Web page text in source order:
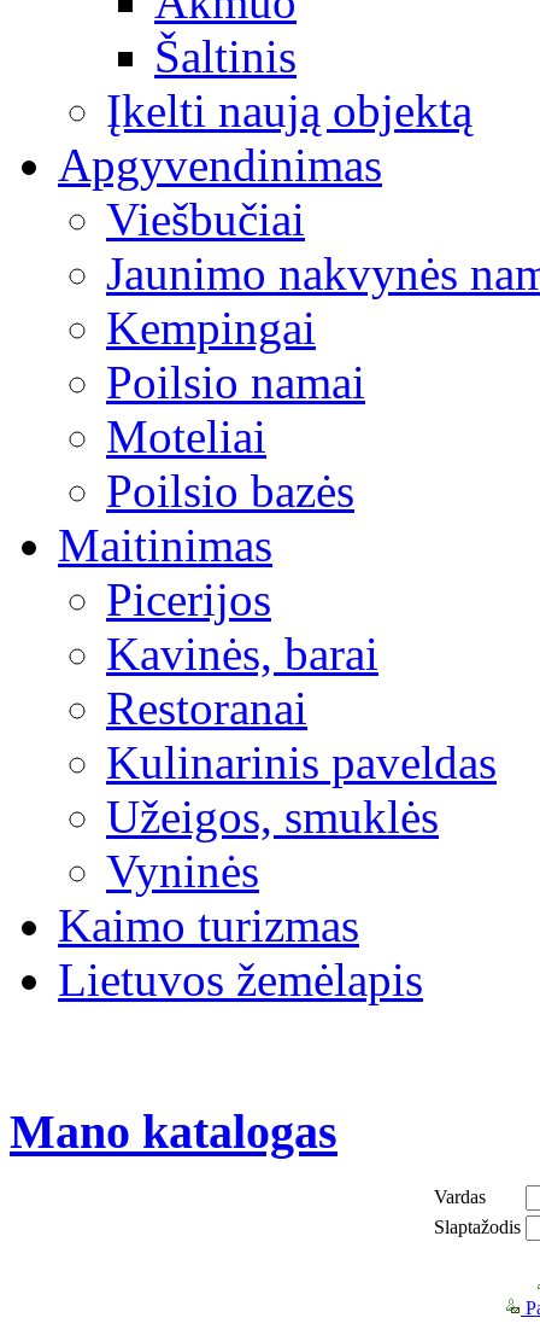
Šaltinis
Įkelti naują objektą
Apgyvendinimas
Viešbučiai
Jaunimo nakvynės
Kempingai
Poilsio namai
Moteliai
Poilsio bazės
Maitinimas
Picerijos
Kavinės, barai
Restoranai
Kulinarinis paveldas
Užeigos, smuklės
Vyninės
Kaimo turizmas
Lietuvos žemėlapis
Mano katalogas
Vardas
Slaptažodis